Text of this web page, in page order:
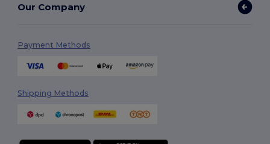
Our Company
Payment Methods
Shipping Methods